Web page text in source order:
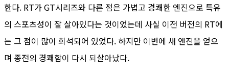
한다. RT가 GT시리즈와 다른 점은 가볍고 경쾌한 엔진으로 특유
의 스포츠성이 잘 살아있다는 것이었는데 사실 이전 버전의 RT에
는 그 점이 많이 희석되어 있었다. 하지만 이번에 새 엔진을 얻으
며 종전의 경쾌함이 다시 되살아났다.